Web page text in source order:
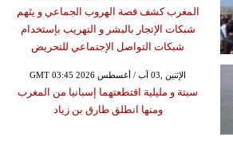
المغرب كشف قصة الهروب الجماعي و يتَهم
شبكات الإتجار بالبشر و التهريب بإستخدام
شبكات التواصل الإجتماعي للتحريض
GMT 03:45 2026 الإثنين ,03 آب / أغسطس
سبتة و مليلية اقتطعتهما إسبانيا من المغرب
ومنها انطلق طارق بن زياد